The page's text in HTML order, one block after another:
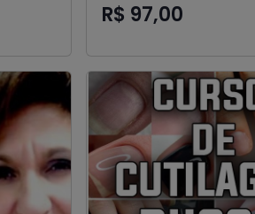
R$ 97,00